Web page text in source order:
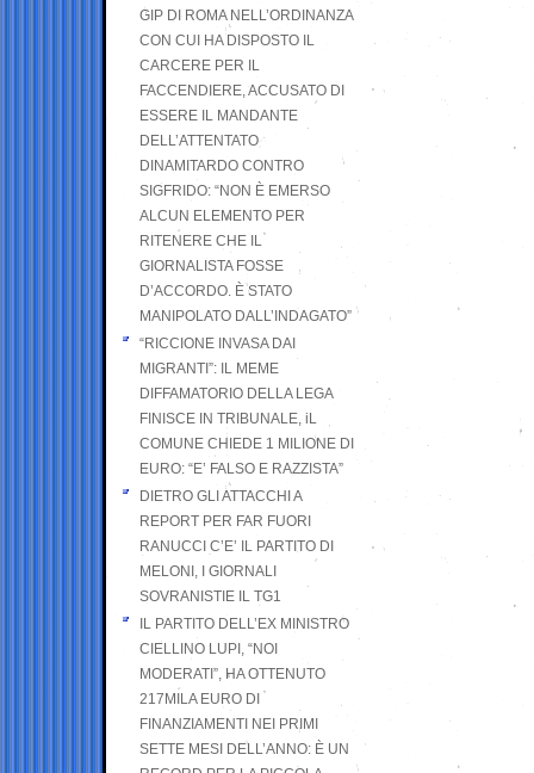
GIP DI ROMA NELL’ORDINANZA
CON CUI HA DISPOSTO IL
CARCERE PER IL
FACCENDIERE, ACCUSATO DI
ESSERE IL MANDANTE
DELL’ATTENTATO
DINAMITARDO CONTRO
SIGFRIDO: “NON È EMERSO
ALCUN ELEMENTO PER
RITENERE CHE IL
GIORNALISTA FOSSE
D’ACCORDO. È STATO
MANIPOLATO DALL’INDAGATO”
“RICCIONE INVASA DAI
MIGRANTI”: IL MEME
DIFFAMATORIO DELLA LEGA
FINISCE IN TRIBUNALE, iL
COMUNE CHIEDE 1 MILIONE DI
EURO: “E’ FALSO E RAZZISTA”
DIETRO GLI ATTACCHI A
REPORT PER FAR FUORI
RANUCCI C’E’ IL PARTITO DI
MELONI, I GIORNALI
SOVRANISTIE IL TG1
IL PARTITO DELL’EX MINISTRO
CIELLINO LUPI, “NOI
MODERATI”, HA OTTENUTO
217MILA EURO DI
FINANZIAMENTI NEI PRIMI
SETTE MESI DELL’ANNO: È UN